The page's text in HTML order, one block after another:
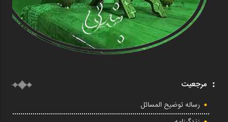
مرجعیت
رساله توضیح المسائل